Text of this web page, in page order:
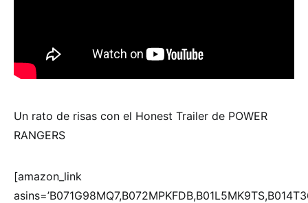
Un rato de risas con el Honest Trailer de POWER
RANGERS
[amazon_link